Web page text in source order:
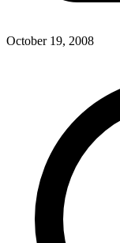
October 19, 2008